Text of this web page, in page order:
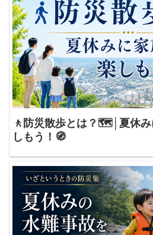
🚶防災散歩とは？🗺️│夏休み
しもう！🧭